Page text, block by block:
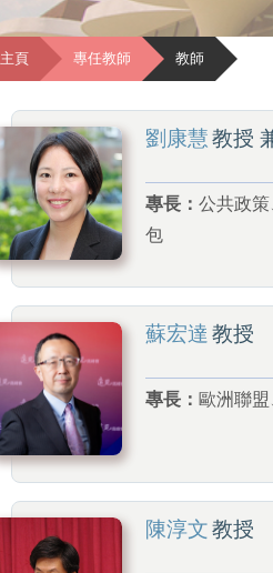
主頁 專任教師 教師
劉康慧教授
專長： 公共政
包
蘇宏達 教授
專長： 歐洲聯
陳淳文教授